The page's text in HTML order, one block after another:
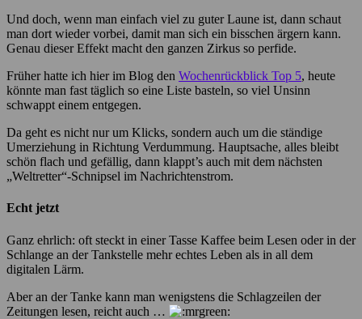
Und doch, wenn man einfach viel zu guter Laune ist, dann schaut
man dort wieder vorbei, damit man sich ein bisschen ärgern kann.
Genau dieser Effekt macht den ganzen Zirkus so perfide.
Früher hatte ich hier im Blog den Wochenrückblick Top 5, heute
könnte man fast täglich so eine Liste basteln, so viel Unsinn
schwappt einem entgegen.
Da geht es nicht nur um Klicks, sondern auch um die ständige
Umerziehung in Richtung Verdummung. Hauptsache, alles bleibt
schön flach und gefällig, dann klappt’s auch mit dem nächsten
„Weltretter“-Schnipsel im Nachrichtenstrom.
Echt jetzt
Ganz ehrlich: oft steckt in einer Tasse Kaffee beim Lesen oder in der
Schlange an der Tankstelle mehr echtes Leben als in all dem
digitalen Lärm.
Aber an der Tanke kann man wenigstens die Schlagzeilen der
Zeitungen lesen, reicht auch …